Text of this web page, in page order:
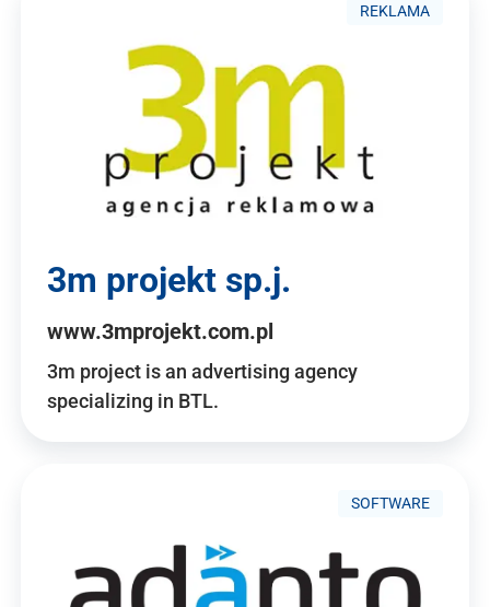
REKLAMA
3m projekt sp.j.
www.3mprojekt.com.pl
3m project is an advertising agency
specializing in BTL.
SOFTWARE